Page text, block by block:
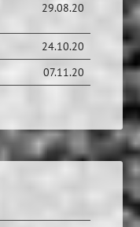
29.08.20
24.10.20
07.11.20